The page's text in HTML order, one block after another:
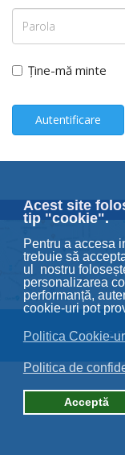
Acest site
tip "cookie".
Pentru a accesa
trebuie să
ul nostru
personalizarea
performanță,
cookie-uri pot
Politica Cookie-
Politica de
Acceptă
Ține-mă minte
Autentificare
© 2026